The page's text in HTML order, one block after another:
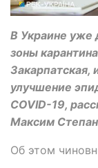
В Украине уже
зоны
Закарпатская,
улучшение
COVID-19,
Максим
Об этом